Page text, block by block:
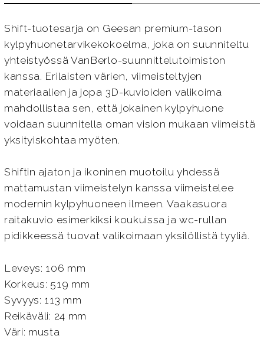
Shift-tuotesarja on Geesan premium-tason
kylpyhuonetarvikekokoelma, joka on suunniteltu
yhteistyössä VanBerlo-suunnittelutoimiston
kanssa. Erilaisten värien, viimeisteltyjen
materiaalien ja jopa 3D-kuvioiden valikoima
mahdollistaa sen, että jokainen kylpyhuone
voidaan suunnitella oman vision mukaan viimeistä
yksityiskohtaa myöten.
Shiftin ajaton ja ikoninen muotoilu yhdessä
mattamustan viimeistelyn kanssa viimeistelee
modernin kylpyhuoneen ilmeen. Vaakasuora
raitakuvio esimerkiksi koukuissa ja wc-rullan
pidikkeessä tuovat valikoimaan yksilöllistä tyyliä.
Leveys: 106 mm
Korkeus: 519 mm
Syvyys: 113 mm
Reikäväli: 24 mm
Väri: musta